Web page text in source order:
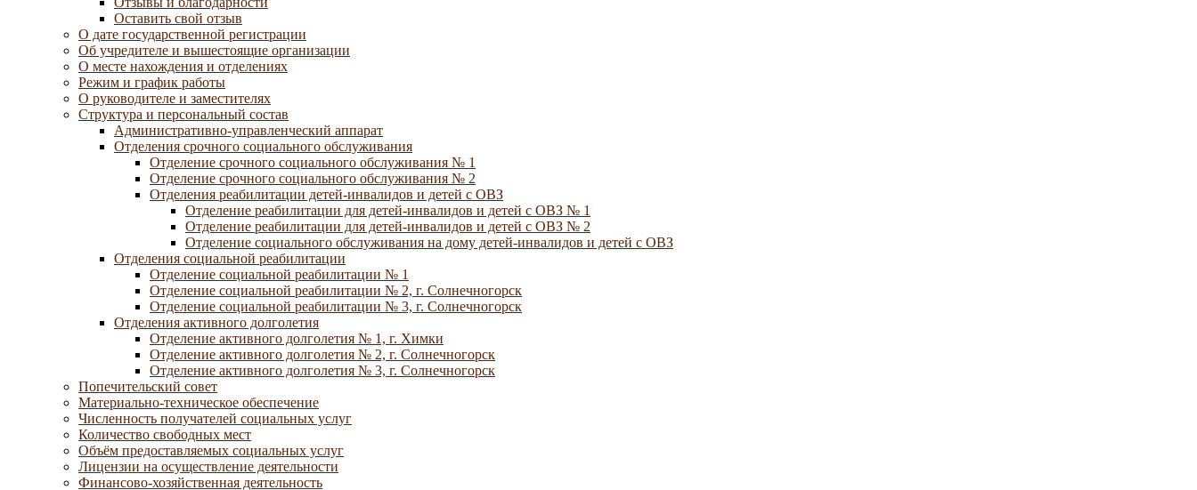
Оставить свой отзыв
О дате государственной регистрации
Об учредителе и вышестоящие организации
О месте нахождения и отделениях
Режим и график работы
О руководителе и заместителях
Структура и персональный состав
Административно-управленческий аппарат
Отделения срочного социального обслуживания
Отделение срочного социального обслуживания № 1
Отделение срочного социального обслуживания № 2
Отделения реабилитации детей-инвалидов и детей с ОВЗ
Отделение реабилитации для детей-инвалидов и детей с ОВЗ № 1
Отделение реабилитации для детей-инвалидов и детей с ОВЗ № 2
Отделение социального обслуживания на дому детей-инвалидов и детей с ОВЗ
Отделения социальной реабилитации
Отделение социальной реабилитации № 1
Отделение социальной реабилитации № 2, г. Солнечногорск
Отделение социальной реабилитации № 3, г. Солнечногорск
Отделения активного долголетия
Отделение активного долголетия № 1, г. Химки
Отделение активного долголетия № 2, г. Солнечногорск
Отделение активного долголетия № 3, г. Солнечногорск
Попечительский совет
Материально-техническое обеспечение
Численность получателей социальных услуг
Количество свободных мест
Объём предоставляемых социальных услуг
Лицензии на осуществление деятельности
Финансово-хозяйственная деятельность